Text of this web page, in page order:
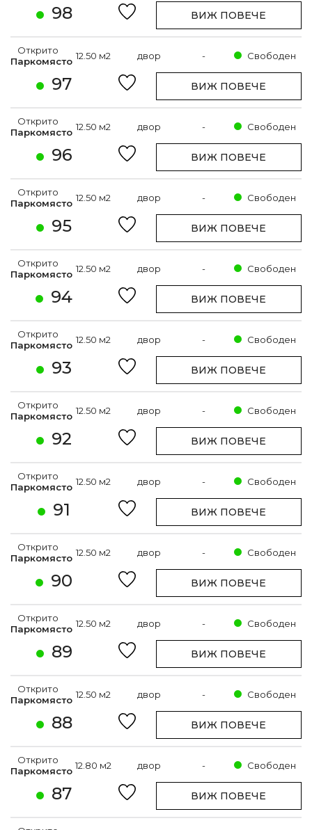
98 ВИЖ ПОВЕЧЕ
97
Открито
Паркомясто 12.50 м2 двор - Свободен
ВИЖ ПОВЕЧЕ
96
Открито
Паркомясто 12.50 м2 двор - Свободен
ВИЖ ПОВЕЧЕ
95
Открито
Паркомясто 12.50 м2 двор - Свободен
ВИЖ ПОВЕЧЕ
94
Открито
Паркомясто 12.50 м2 двор - Свободен
ВИЖ ПОВЕЧЕ
93
Открито
Паркомясто 12.50 м2 двор - Свободен
ВИЖ ПОВЕЧЕ
92
Открито
Паркомясто 12.50 м2 двор - Свободен
ВИЖ ПОВЕЧЕ
91
Открито
Паркомясто 12.50 м2 двор - Свободен
ВИЖ ПОВЕЧЕ
90
Открито
Паркомясто 12.50 м2 двор - Свободен
ВИЖ ПОВЕЧЕ
89
Открито
Паркомясто 12.50 м2 двор - Свободен
ВИЖ ПОВЕЧЕ
88
Открито
Паркомясто 12.50 м2 двор - Свободен
ВИЖ ПОВЕЧЕ
87
Открито
Паркомясто 12.80 м2 двор - Свободен
ВИЖ ПОВЕЧЕ